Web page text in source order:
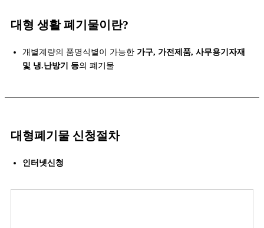
대형 생활 폐기물이란?
개별계량의 품명식별이 가능한 가구, 가전제품, 사무용기자재
및 냉.난방기 등의 폐기물
대형폐기물 신청절차
인터넷신청